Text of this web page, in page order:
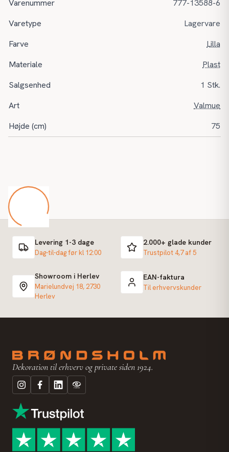
Varenummer
777-13588-6
Varetype
Lagervare
Farve
Lilla
Materiale
Plast
Salgsenhed
1 Stk.
Art
Valmue
Højde (cm)
75
Levering 1-3 dage
Dag-til-dag før kl 12:00
2.000+ glade kunder
Trustpilot 4,7 af 5
Showroom i Herlev
Marielundvej 18, 2730
Herlev
EAN-faktura
Til erhvervskunder
Dekoration til erhverv og private siden 1924.